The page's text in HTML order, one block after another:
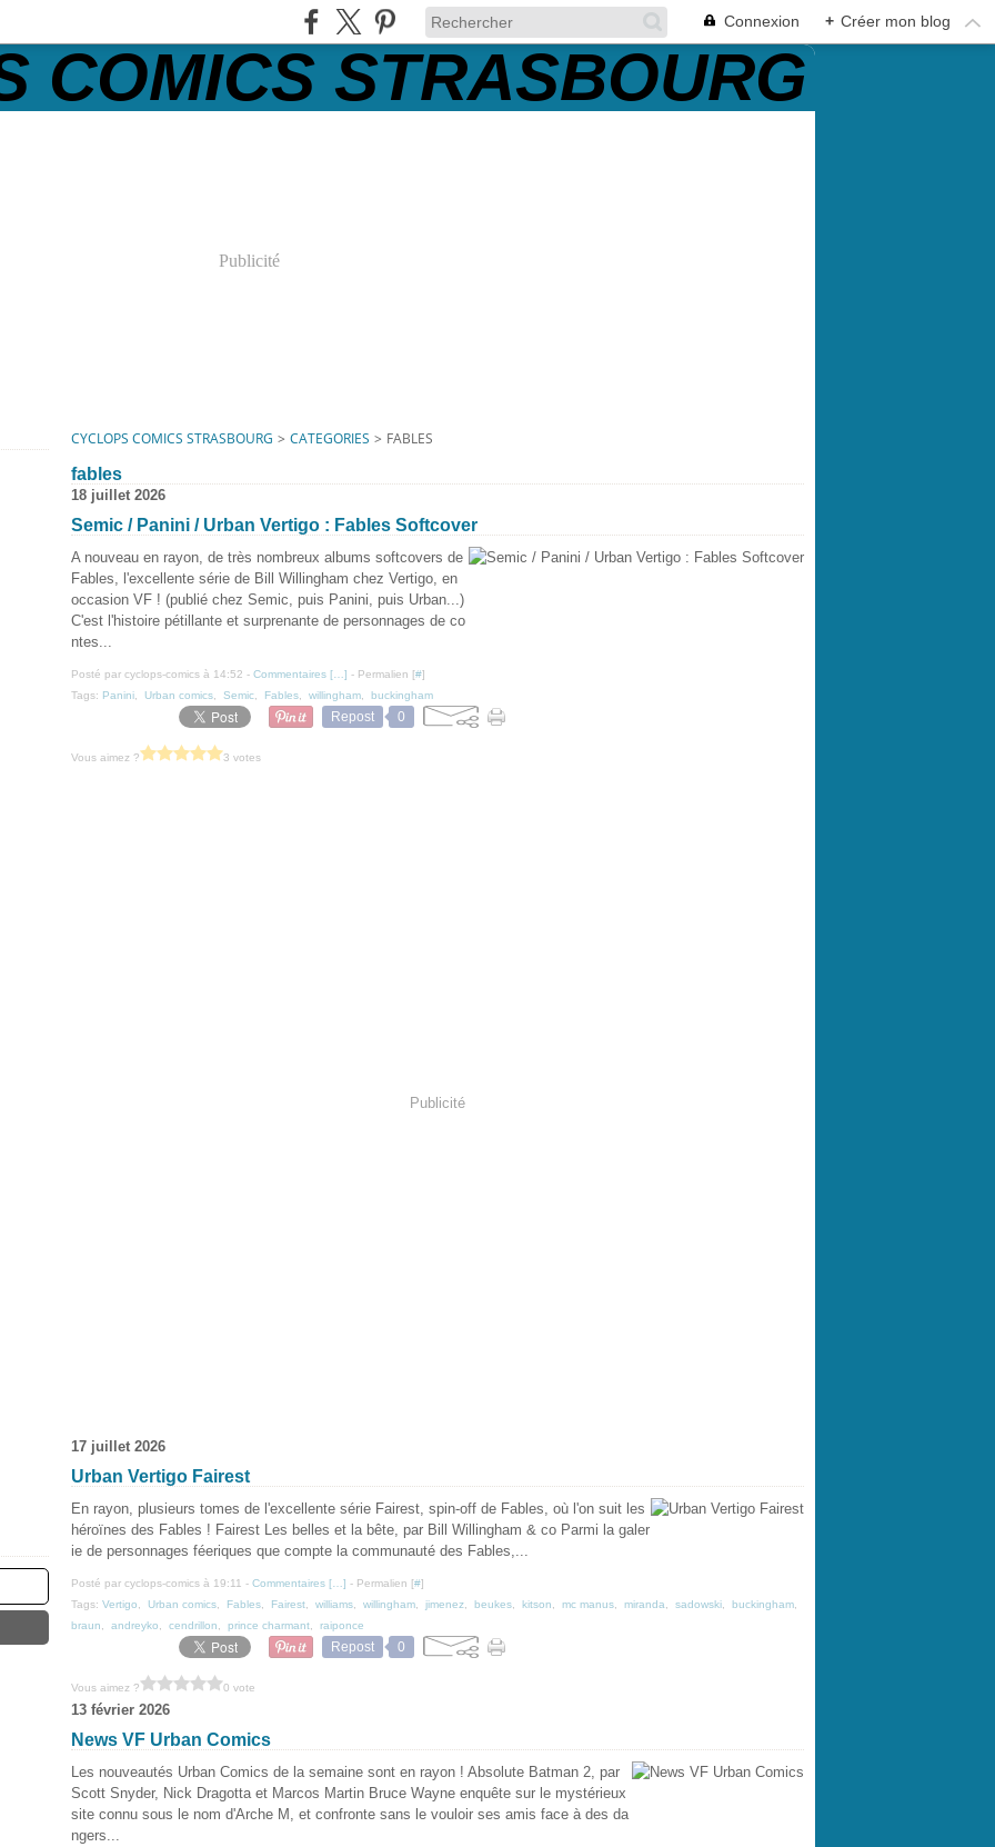
Connexion + Créer mon blog
Publicité
CYCLOPS COMICS STRASBOURG > CATEGORIES > FABLES
fables
18 juillet 2026
Semic / Panini / Urban Vertigo : Fables Softcover
A nouveau en rayon, de très nombreux albums softcovers de
Fables, l'excellente série de Bill Willingham chez Vertigo, en
occasion VF ! (publié chez Semic, puis Panini, puis Urban...)
C'est l'histoire pétillante et surprenante de personnages de co
ntes...
Posté par cyclops-comics à 14:52 - Commentaires [ ] - Permalien [#]
Tags: Panini Urban comics Semic Fables willingham buckingham
Repost 0
Vous aimez ? 3 votes
Publicité
17 juillet 2026
Urban Vertigo Fairest
En rayon, plusieurs tomes de l'excellente série Fairest, spin-off de Fables, où l'on suit les
héroïnes des Fables ! Fairest Les belles et la bête, par Bill Willingham & co Parmi la galer
ie de personnages féeriques que compte la communauté des Fables,...
Posté par cyclops-comics à 19:11 - Commentaires [ ] - Permalien [#]
Tags: Vertigo Urban comics Fables Fairest williams willingham jimenez beukes kitson mc manus miranda sadowski buckingham
braun
andreyko cendrillon prince charmant raiponce
Repost 0
Vous aimez ? 0 vote
13 février 2026
News VF Urban Comics
Les nouveautés Urban Comics de la semaine sont en rayon ! Absolute Batman 2, par
Scott Snyder, Nick Dragotta et Marcos Martin Bruce Wayne enquête sur le mystérieux
site connu sous le nom d'Arche M, et confronte sans le vouloir ses amis face à des da
ngers...